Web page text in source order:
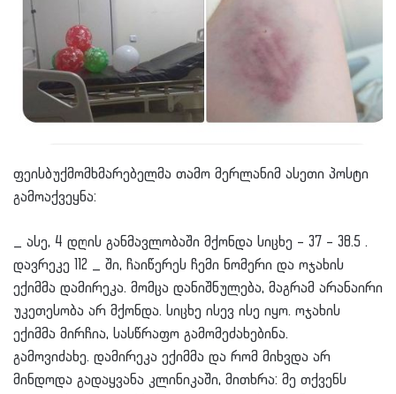
ფეისბუქმომხმარებელმა თამო მერლანიმ ასეთი პოსტი
გამოაქვეყნა:
_ ასე, 4 დღის განმავლობაში მქონდა სიცხე – 37 – 38.5 .
დავრეკე 112 _ ში, ჩაიწერეს ჩემი ნომერი და ოჯახის
ექიმმა დამირეკა. მომცა დანიშნულება, მაგრამ არანაირი
უკეთესობა არ მქონდა. სიცხე ისევ ისე იყო. ოჯახის
ექიმმა მირჩია, სასწრაფო გამომეძახებინა.
გამოვიძახე. დამირეკა ექიმმა და რომ მიხვდა არ
მინდოდა გადაყვანა კლინიკაში, მითხრა: მე თქვენს